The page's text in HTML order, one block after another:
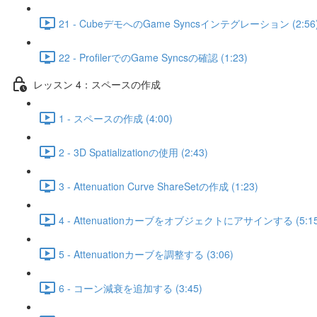
21 - CubeデモへのGame Syncsインテグレーション
22 - ProfilerでのGame Syncsの確認 (1:23)
レッスン 4：スペースの作成
1 - スペースの作成 (4:00)
2 - 3D Spatializationの使用 (2:43)
3 - Attenuation Curve ShareSetの作成 (1:23)
4 - Attenuationカーブをオブジェクトにアサインする
5 - Attenuationカーブを調整する (3:06)
6 - コーン減衰を追加する (3:45)